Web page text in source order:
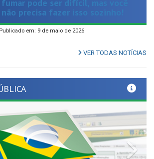
Publicado em: 9 de maio de 2026
VER TODAS NOTÍCIAS